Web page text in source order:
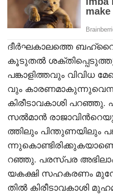
ദീർഘകാലത്തെ
കൂടുതൽ
പങ്കാളിത്തവും വിവിധ
വും കാരണമാകുന്നുവെന്ന്
കിരീടാവകാശി പറഞ്ഞു.
സൽമാൻ
ത്തിലും പിന്തുണയിലും
റഞ്ഞു. പരസ്പര
യകക്ഷി സഹകരണം
തിൽ കിരീടാവകാശി